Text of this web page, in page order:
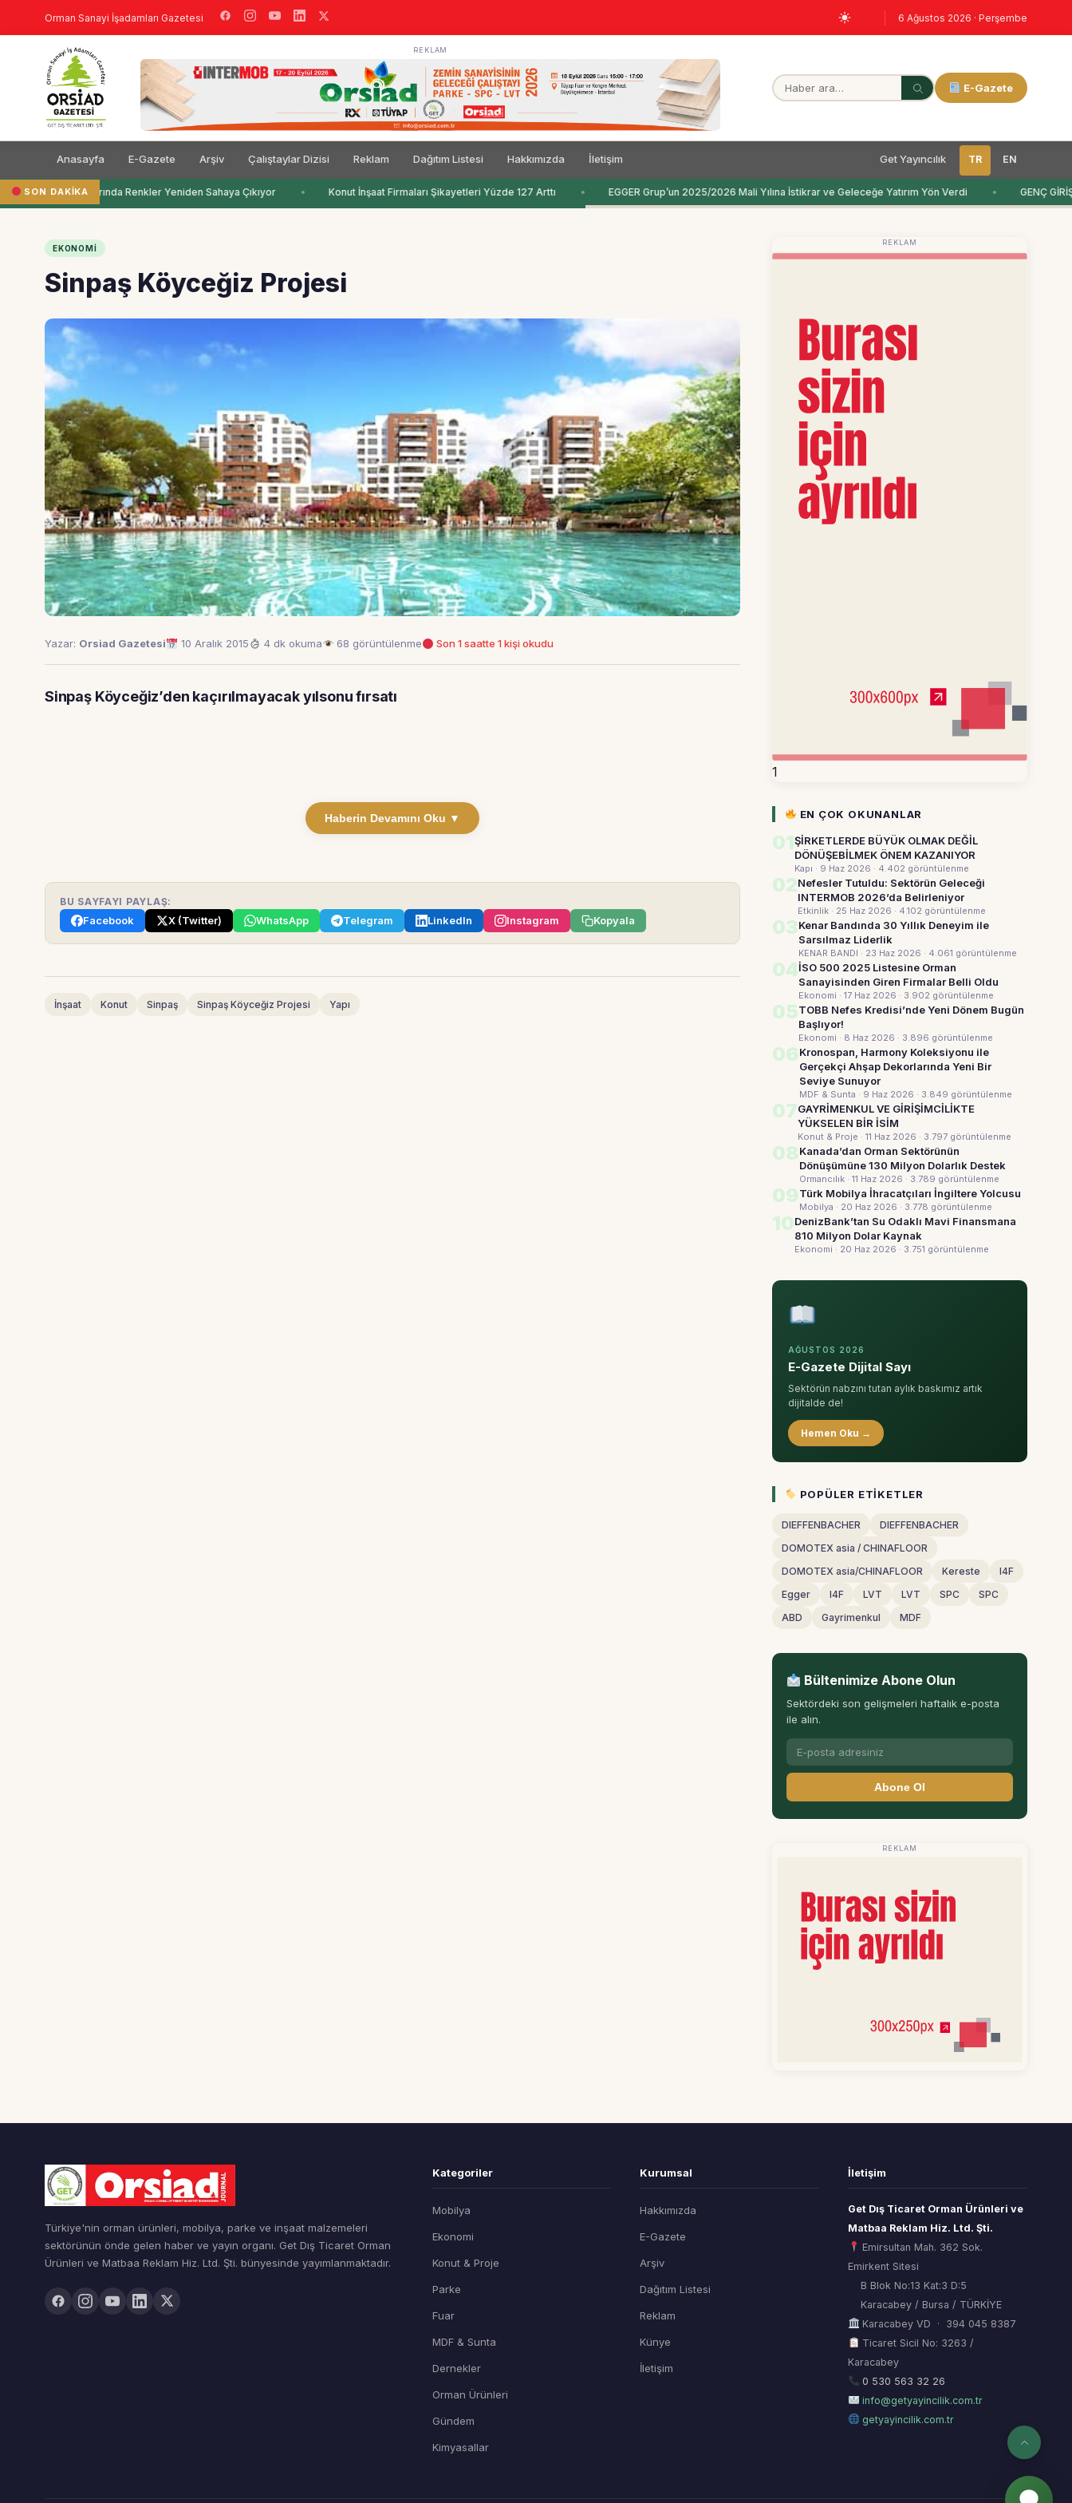
Orman Sanayi İşadamları Gazetesi 6 Ağustos 2026 · Perşembe
REKLAM
E-Gazete
Anasayfa E-Gazete Arşiv Çalıştaylar Dizisi Reklam Dağıtım Listesi Hakkımızda İletişim Get Yayıncılık TR EN
SON DAKIKA
Çocuk Odalarında Renkler Yeniden Sahaya Çıkıyor Konut İnşaat Firmaları Şikayetleri Yüzde 127 Arttı EGGER Grup’un 2025/2026 Mali Yılına İstikrar ve Geleceğe Yatırım Yön Verdi GENÇ
EKONOMI
Sinpaş Köyceğiz Projesi
Yazar: Orsiad Gazetesi 10 Aralık 2015 4 dk okuma 68 görüntülenme Son 1 saatte 1 kişi okudu
Sinpaş Köyceğiz’den kaçırılmayacak yılsonu fırsatı
Haberin Devamını Oku ▼
BU SAYFAYI PAYLAŞ:
Facebook X (Twitter) WhatsApp Telegram LinkedIn Instagram Kopyala
İnşaat Konut Sinpaş Sinpaş Köyceğiz Projesi Yapı
REKLAM
1
EN ÇOK OKUNANLAR
01ŞİRKETLERDE BÜYÜK OLMAK DEĞİL
DÖNÜŞEBİLMEK ÖNEM KAZANIYOR
Kapı · 9 Haz 2026 · 4.402 görüntülenme
02Nefesler Tutuldu: Sektörün Geleceği
INTERMOB 2026’da Belirleniyor
Etkinlik · 25 Haz 2026 · 4.102 görüntülenme
03Kenar Bandında 30 Yıllık Deneyim ile
Sarsılmaz Liderlik
KENAR BANDI · 23 Haz 2026 · 4.061 görüntülenme
04İSO 500 2025 Listesine Orman
Sanayisinden Giren Firmalar Belli Oldu
Ekonomi · 17 Haz 2026 · 3.902 görüntülenme
05TOBB Nefes Kredisi’nde Yeni Dönem Bugün
Başlıyor!
Ekonomi · 8 Haz 2026 · 3.896 görüntülenme
06Kronospan, Harmony Koleksiyonu ile
Gerçekçi Ahşap Dekorlarında Yeni Bir
Seviye Sunuyor
MDF & Sunta · 9 Haz 2026 · 3.849 görüntülenme
07GAYRİMENKUL VE GİRİŞİMCİLİKTE
YÜKSELEN BİR İSİM
Konut & Proje · 11 Haz 2026 · 3.797 görüntülenme
08Kanada’dan Orman Sektörünün
Dönüşümüne 130 Milyon Dolarlık Destek
Ormancılık · 11 Haz 2026 · 3.789 görüntülenme
09Türk Mobilya İhracatçıları İngiltere Yolcusu
Mobilya · 20 Haz 2026 · 3.778 görüntülenme
10DenizBank’tan Su Odaklı Mavi Finansmana
810 Milyon Dolar Kaynak
Ekonomi · 20 Haz 2026 · 3.751 görüntülenme
AĞUSTOS 2026
E-Gazete Dijital Sayı
Sektörün nabzını tutan aylık baskımız artık
dijitalde de!
Hemen Oku →
POPÜLER ETIKETLER
DIEFFENBACHER
DIEFFENBACHER
DOMOTEX asia / CHINAFLOOR
DOMOTEX asia/CHINAFLOOR
Kereste
I4F
Egger
I4F LVT LVT SPC
SPC
ABD
Gayrimenkul MDF
Bültenimize Abone Olun
Sektördeki son gelişmeleri haftalık e-posta
ile alın.
Abone Ol
REKLAM
Türkiye'nin orman ürünleri, mobilya, parke ve inşaat malzemeleri
sektörünün önde gelen haber ve yayın organı. Get Dış Ticaret Orman
Ürünleri ve Matbaa Reklam Hiz. Ltd. Şti. bünyesinde yayımlanmaktadır.
Kategoriler
Mobilya
Ekonomi
Konut & Proje
Parke
Fuar
MDF & Sunta
Dernekler
Orman Ürünleri
Gündem
Kimyasallar
Kurumsal
Hakkımızda
E-Gazete
Arşiv
Dağıtım Listesi
Reklam
Künye
İletişim
İletişim
Get Dış Ticaret Orman Ürünleri ve
Matbaa Reklam Hiz. Ltd. Şti.
Emirsultan Mah. 362 Sok.
Emirkent Sitesi
B Blok No:13 Kat:3 D:5
Karacabey / Bursa / TÜRKİYE
Karacabey VD · 394 045 8387
Ticaret Sicil No: 3263 /
Karacabey
0 530 563 32 26
info@getyayincilik.com.tr
getyayincilik.com.tr
ORSİAD AI
Sektörel Hafıza Asistanı